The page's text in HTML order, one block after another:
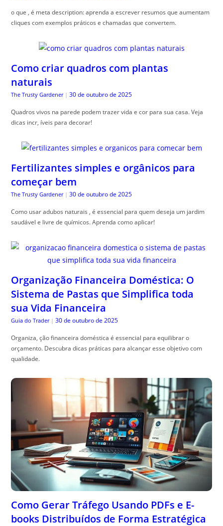
o que , é meta description: aprenda a escrever resumos que aumentam
cliques com exemplos práticos e chamadas que convertem.
Como criar quadros com plantas
naturais
The Trusty Gardener | 30 de outubro de 2025
Quadros vivos na parede podem trazer vida e cor para sua casa. Veja
dicas incr, íveis para decorar!
Fertilizantes simples e orgânicos para
começar bem
The Trusty Gardener | 30 de outubro de 2025
Como usar adubos naturais , é essencial para quem deseja um jardim
saudável e livre de químicos. Aprenda como aplicar!
Organização Financeira Doméstica: O
Sistema de Pastas que Simplifica toda
sua Vida Financeira
Guia do Trader | 30 de outubro de 2025
Organiza, ção financeira doméstica é essencial para equilibrar o
orçamento. Descubra dicas práticas para alcançar esse objetivo com
qualidade.
Como Gerar Tráfego Usando PDFs e E-
books Distribuídos de Forma Estratégica